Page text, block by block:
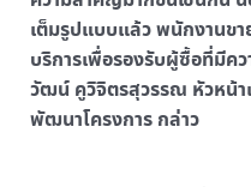
เต็มรูปแบบแล้ว พนักงานข
บริการเพื่อรองรับผู้ซื้อที่มีค
วัฒน์ คูวิจิตรสุวรรณ หัวหน้
พัฒนาโครงการ กล่าว